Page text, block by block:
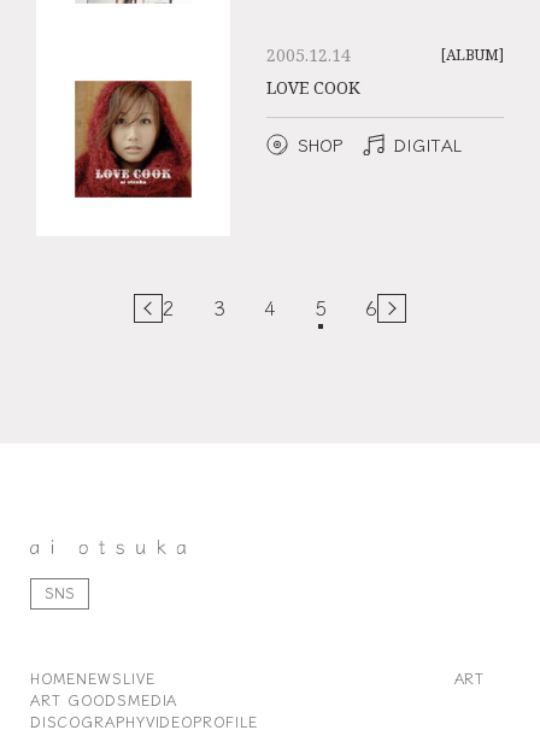
2005.12.14 [ALBUM]
LOVE COOK
SHOP DIGITAL
2 3 4 5 6
SNS
HOMENEWSLIVE
ART
ART GOODSMEDIA
DISCOGRAPHYVIDEOPROFILE